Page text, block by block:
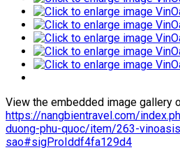
View the embedded image gallery
https://nangbientravel.com/
duong-phu-quoc/item/263-
sao#sigProIddf4fa129d4